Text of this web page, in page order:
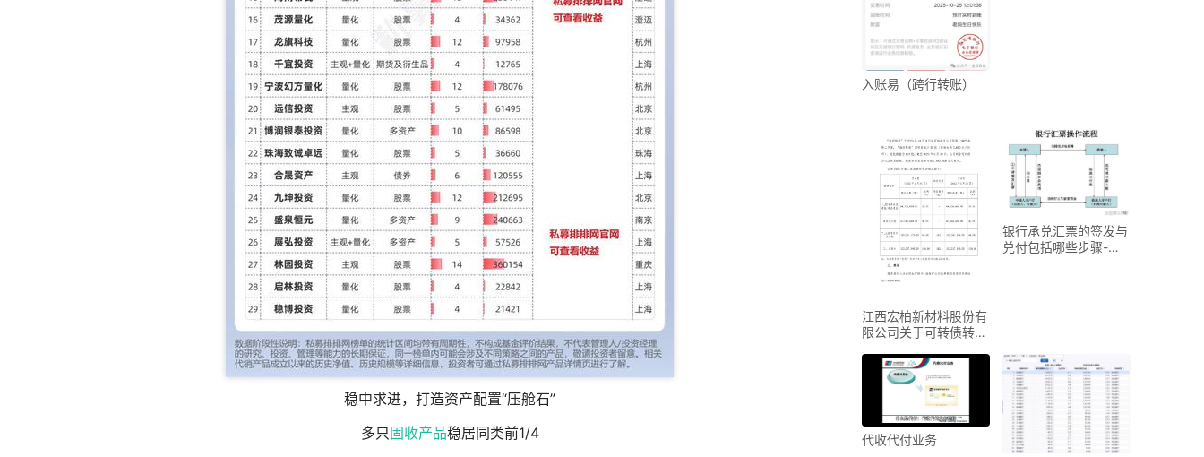
稳中求进，打造资产配置“压舱石”
多只 固收产品稳居同类前1/4
入账易（跨行转账）
江西宏柏新材料股份有
限公司关于可转债转股
银行承兑汇票的签发与
兑付包括哪些步骤-
代收代付业务